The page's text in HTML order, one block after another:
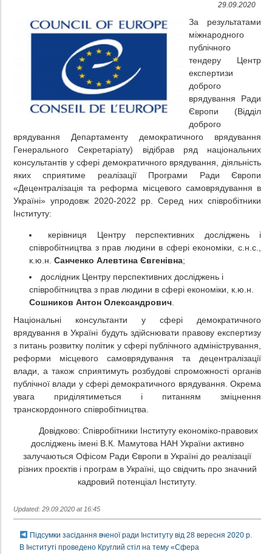
29.09.2020
За результатами
міжнародного
публічного
тендеру Центр
експертизи
доброго
врядування Ради
Європи (Відділ
доброго
врядування Департаменту демократичного врядування
Генерального Секретаріату) відібрав ряд національних
консультантів у сфері демократичного врядування, діяльність
яких сприятиме реалізації Програми Ради Європи
«Децентралізація та реформа місцевого самоврядування в
Україні» упродовж 2020-2022 рр. Серед них співробітники
Інституту:
керівниця Центру перспективних досліджень і
співробітництва з прав людини в сфері економіки, с.н.с.,
к.ю.н. Санченко Алевтина Євгенівна;
дослідник Центру перспективних досліджень і
співробітництва з прав людини в сфері економіки, к.ю.н.
Сошников Антон Олександрович
Національні консультанти у сфері демократичного
врядування в Україні будуть здійснювати правову експертизу
з питань розвитку політик у сфері публічного адміністрування,
реформи місцевого самоврядування та децентралізації
влади, а також сприятимуть розбудові спроможності органів
публічної влади у сфері демократичного врядування. Окрема
увага приділятиметься і питанням зміцнення
транскордонного співробітництва.
Довідково: Співробітники Інституту економіко-правових
досліджень імені В.К. Мамутова НАН України активно
залучаються Офісом Ради Європи в Україні до реалізації
різних проєктів і програм в Україні, що свідчить про значний
кадровий потенціал Інституту.
Updated: 29.09.2020 at 16:45
Підсумки засідання вченої ради Інституту від 28 вересня 2020 р.
В Інституті проведено Круглий стіл на тему «Сфера